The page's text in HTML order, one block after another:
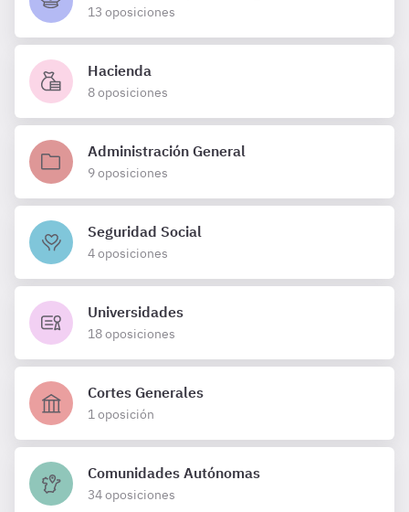
13 oposiciones
Hacienda
8 oposiciones
Administración General
9 oposiciones
Seguridad Social
4 oposiciones
Universidades
18 oposiciones
Cortes Generales
1 oposición
Comunidades Autónomas
34 oposiciones